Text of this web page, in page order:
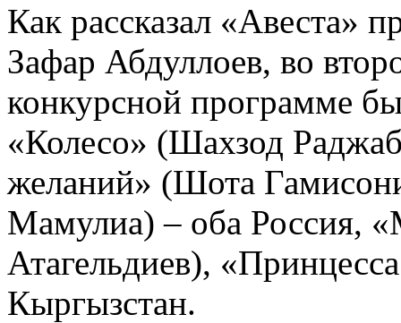
Как рассказал «Авеста»
Зафар Абдуллоев, во
конкурсной программе
«Колесо» (Шахзод
желаний» (Шота
Мамулиа) – оба Россия,
Атагельдиев),
Кыргызстан.